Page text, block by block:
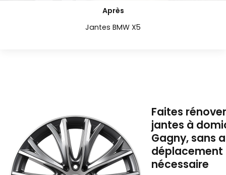
Après
Jantes BMW X5
Faites
jantes à
Gagny, sans
déplacement
nécessaire